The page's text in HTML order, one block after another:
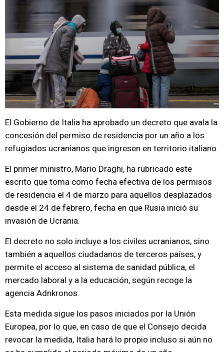
El Gobierno de Italia ha aprobado un decreto que avala la
concesión del permiso de residencia por un año a los
refugiados ucranianos que ingresen en territorio italiano.
El primer ministro, Mario Draghi, ha rubricado este
escrito que toma como fecha efectiva de los permisos
de residencia el 4 de marzo para aquellos desplazados
desde el 24 de febrero, fecha en que Rusia inició su
invasión de Ucrania.
El decreto no solo incluye a los civiles ucranianos, sino
también a aquellos ciudadanos de terceros países, y
permite el acceso al sistema de sanidad pública, el
mercado laboral y a la educación, según recoge la
agencia Adnkronos.
Esta medida sigue los pasos iniciados por la Unión
Europea, por lo que, en caso de que el Consejo decida
revocar la medida, Italia hará lo propio incluso si aún no